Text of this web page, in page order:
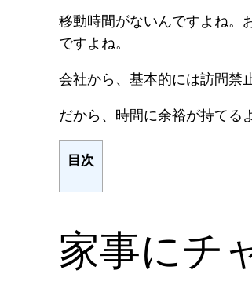
移動時間がないんですよね。
ですよね。
会社から、基本的には訪問禁
だから、時間に余裕が持てる
目次
家事にチ